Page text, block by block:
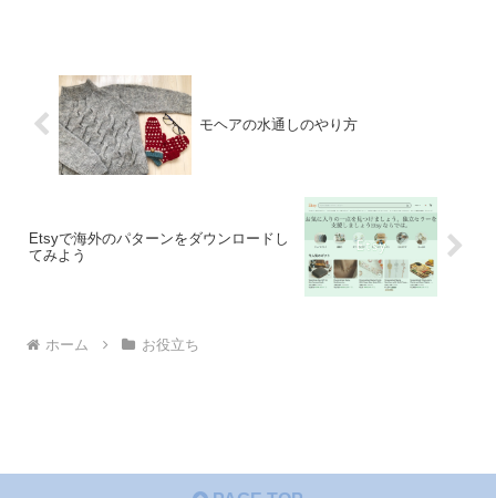
モヘアの水通しのやり方
Etsyで海外のパターンをダウンロードし
てみよう
ホーム お役立ち